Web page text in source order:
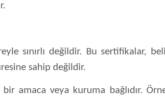
sınırlı değildir. Bu sertifikalar,
sahip değildir.
amaca veya kuruma bağlıdır.